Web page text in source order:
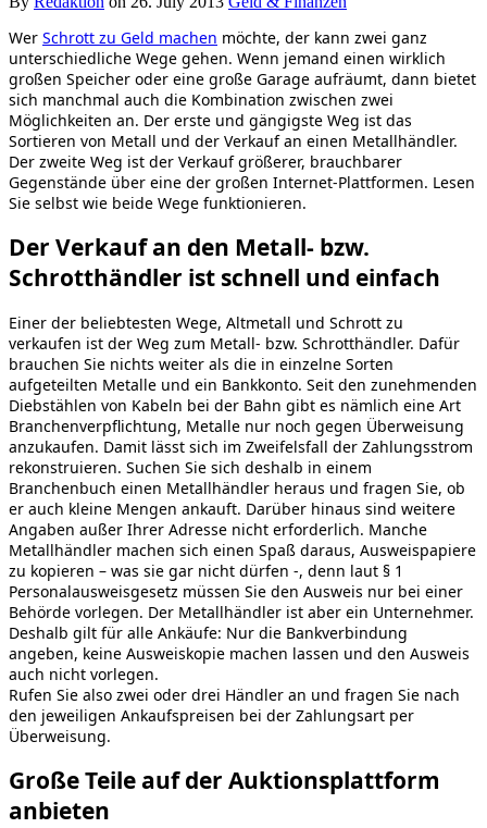
Wer Schrott zu Geld machen möchte, der kann zwei ganz
unterschiedliche Wege gehen. Wenn jemand einen wirklich
großen Speicher oder eine große Garage aufräumt, dann bietet
sich manchmal auch die Kombination zwischen zwei
Möglichkeiten an. Der erste und gängigste Weg ist das
Sortieren von Metall und der Verkauf an einen Metallhändler.
Der zweite Weg ist der Verkauf größerer, brauchbarer
Gegenstände über eine der großen Internet-Plattformen. Lesen
Sie selbst wie beide Wege funktionieren.
Der Verkauf an den Metall- bzw.
Schrotthändler ist schnell und einfach
Einer der beliebtesten Wege, Altmetall und Schrott zu
verkaufen ist der Weg zum Metall- bzw. Schrotthändler. Dafür
brauchen Sie nichts weiter als die in einzelne Sorten
aufgeteilten Metalle und ein Bankkonto. Seit den zunehmenden
Diebstählen von Kabeln bei der Bahn gibt es nämlich eine Art
Branchenverpflichtung, Metalle nur noch gegen Überweisung
anzukaufen. Damit lässt sich im Zweifelsfall der Zahlungsstrom
rekonstruieren. Suchen Sie sich deshalb in einem
Branchenbuch einen Metallhändler heraus und fragen Sie, ob
er auch kleine Mengen ankauft. Darüber hinaus sind weitere
Angaben außer Ihrer Adresse nicht erforderlich. Manche
Metallhändler machen sich einen Spaß daraus, Ausweispapiere
zu kopieren – was sie gar nicht dürfen -, denn laut § 1
Personalausweisgesetz müssen Sie den Ausweis nur bei einer
Behörde vorlegen. Der Metallhändler ist aber ein Unternehmer.
Deshalb gilt für alle Ankäufe: Nur die Bankverbindung
angeben, keine Ausweiskopie machen lassen und den Ausweis
auch nicht vorlegen.
Rufen Sie also zwei oder drei Händler an und fragen Sie nach
den jeweiligen Ankaufspreisen bei der Zahlungsart per
Überweisung.
Große Teile auf der Auktionsplattform
anbieten